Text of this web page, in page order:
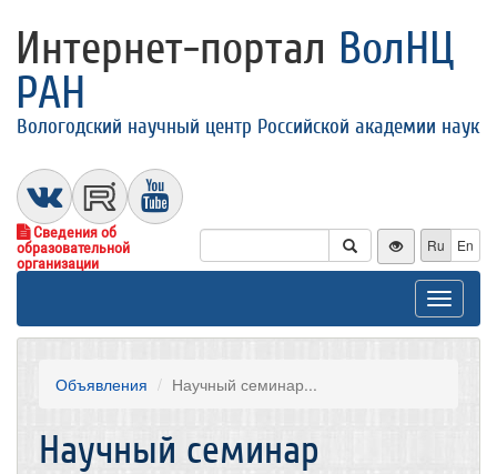
Интернет-портал ВолНЦ
РАН
Вологодский научный центр Российской академии наук
Сведения об
образовательной
организации
Ru En
Toggle
Объявления Научный семинар...
Научный семинар